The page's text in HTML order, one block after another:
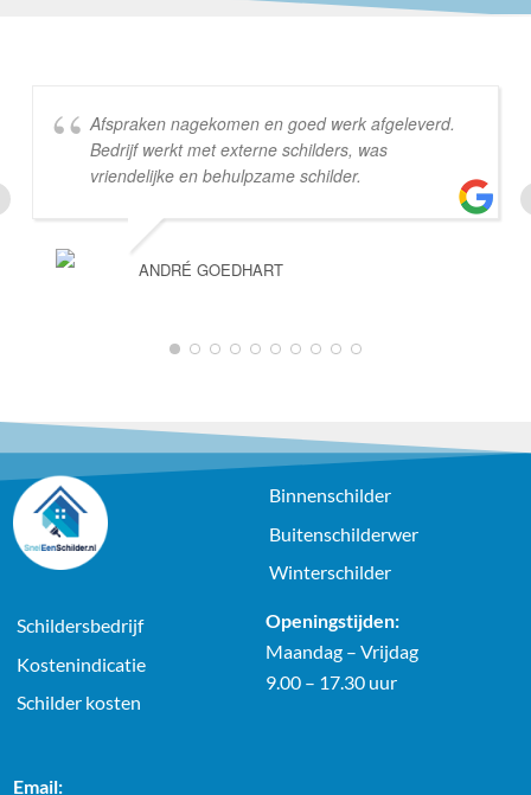
Afspraken nagekomen en goed werk afgeleverd.
Bedrijf werkt met externe schilders, was
vriendelijke en behulpzame schilder.
ANDRÉ GOEDHART
Binnenschilder
Buitenschilderwer
Winterschilder
Schildersbedrijf
Kostenindicatie
Schilder kosten
Openingstijden:
Maandag – Vrijdag
9.00 – 17.30 uur
Email: